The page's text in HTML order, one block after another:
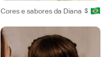
Cores e sabores da Diana $